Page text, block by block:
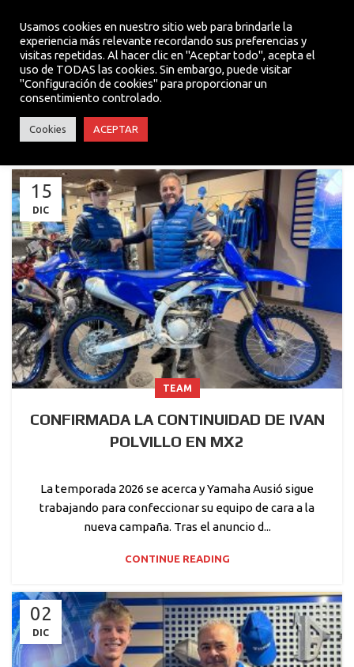
MENU
NOTICIAS TEAM
15
DIC
TEAM
CONFIRMADA LA CONTINUIDAD DE IVAN
POLVILLO EN MX2
La temporada 2026 se acerca y Yamaha Ausió sigue
trabajando para confeccionar su equipo de cara a la
nueva campaña. Tras el anuncio d...
CONTINUE READING
02
DIC
Usamos cookies en nuestro sitio web para brindarle la
experiencia más relevante recordando sus preferencias y
visitas repetidas. Al hacer clic en "Aceptar todo", acepta el
uso de TODAS las cookies. Sin embargo, puede visitar
"Configuración de cookies" para proporcionar un
consentimiento controlado.
Cookies ACEPTAR